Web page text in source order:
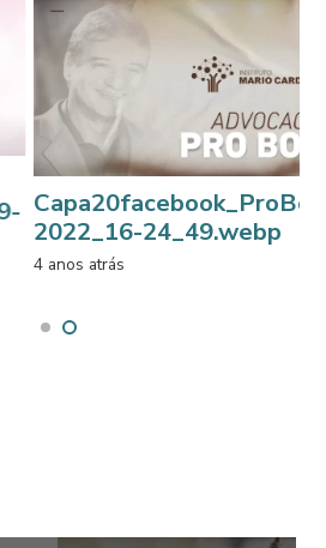
2022_16-24_49.webp
4 anos atrás